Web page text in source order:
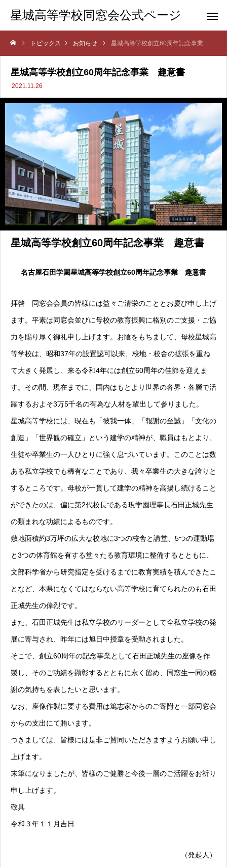
星城高等学校同窓会公式ページ
トピックス お知らせ 星城高等学校創立60周年記念事業 趣意書
星城高等学校創立60周年記念事業 趣意書
2021.11.26
星城高等学校創立60周年記念事業 趣意書
名古屋石田学園星城高等学校創立60周年記念事業 趣意書
拝啓 同窓会会員の皆様には益々ご清栄のこととお慶び申し上げ
ます。平素は同窓会並びに母校の教育振興に格別のご支援・ご協
力を賜り厚く御礼申し上げます。お陰をもちまして、母校星城高
等学校は、昭和37年の設置認可以来、校地・校舎の拡張を重ね
て大きく発展し、来る令和4年には創立60周年の佳節を迎えま
す。その間、現在までに、国内はもとより世界の各界・各層で活
躍するおよそ3万5千名の有為な人材を輩出して参りました。
星城高等学校には、現在も「彼我一体」「報謝の至誠」「文化の
創造」「世界観の確立」という建学の精神が、職員はもとより、
生徒や卒業生の一人ひとりに強く息づいています。このことは数
ある私立学校でも稀有なことであり、我々卒業生の大きな誇りと
するところです。母校が一貫して建学の精神を高揚し続けること
ができたのは、偏に第2代校長である現学園理事長石田正城先生
の類まれな功績によるものです。
敷地面積約3万坪の広大な校地に3つの校舎と講堂、5つの運動場
と3つの体育館を有する堂々たる教育環境に整備するとともに、
文部科学省から研究指定を受けるまでに教育実績を積んできたこ
となど、本県になくてはならない高等学校に育てられたのも石田
正城先生の偉烈です。
また、石田正城先生は私立学校のリーダーとして全私立学校の発
展に寄与され、昨年には旭日中授章を受勲されました。
そこで、創立60周年の記念事業として石田正城先生の座像を作
製し、そのご功績を顕彰するとともに永く留め、同窓生一同の感
謝の気持ちを表したいと思います。
なお、座像作製に要する費用は篤志家からのご寄附と一部同窓会
からの支出にて賄います。
つきましては、皆様には是非ご賛同いただきますようお願い申し
上げます。
末筆になりましたが、皆様のご健勝と今後一層のご活躍をお祈り
申し上げます。
敬具
令和３年１１月吉日
（発起人）